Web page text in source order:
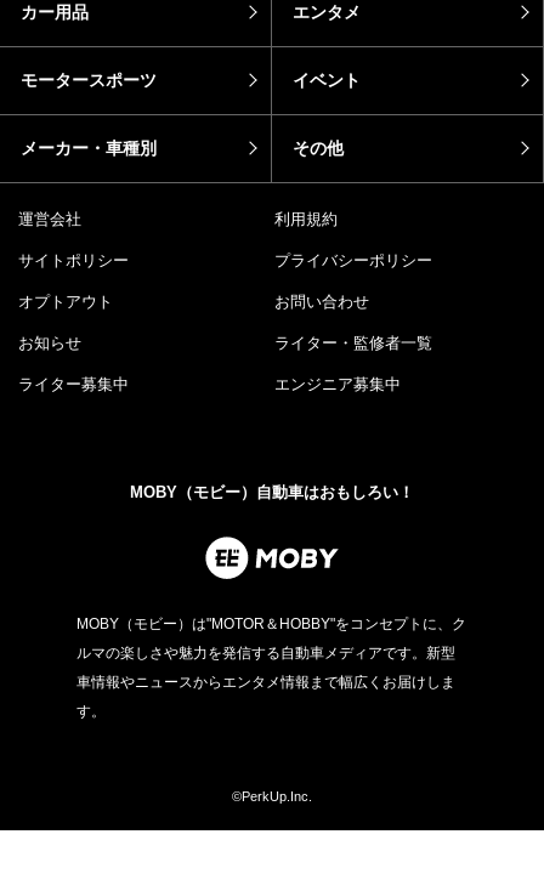
カー用品 エンタメ
モータースポーツ イベント
メーカー・車種別 その他
運営会社 利用規約
サイトポリシー プライバシーポリシー
オプトアウト お問い合わせ
お知らせ ライター・監修者一覧
ライター募集中 エンジニア募集中
MOBY（モビー）自動車はおもしろい！
MOBY（モビー）は"MOTOR＆HOBBY"をコンセプトに、ク
ルマの楽しさや魅力を発信する自動車メディアです。新型
車情報やニュースからエンタメ情報まで幅広くお届けしま
す。
©PerkUp.Inc.